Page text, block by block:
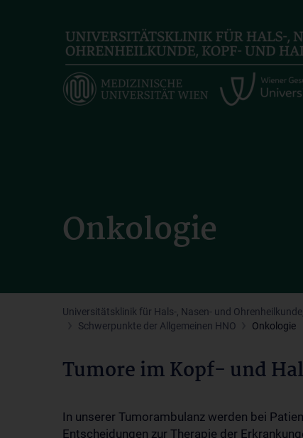
Onkologie
Universitätsklinik für Hals-, Nasen- und
Schwerpunkte der Allgemeinen HNO
Onkologie
Tumore im Kopf- und
In unserer Tumorambulanz werden bei
Entscheidungen zur Therapie der